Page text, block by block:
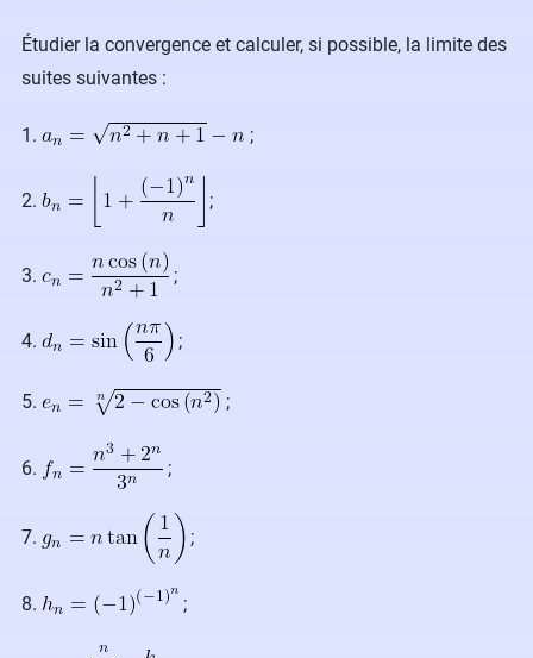
Étudier la convergence et calculer, si possible, la limite des
suites suivantes :
1. ;
2. ;
3. ;
4. ;
5. ;
6. ;
7. ;
8. ;